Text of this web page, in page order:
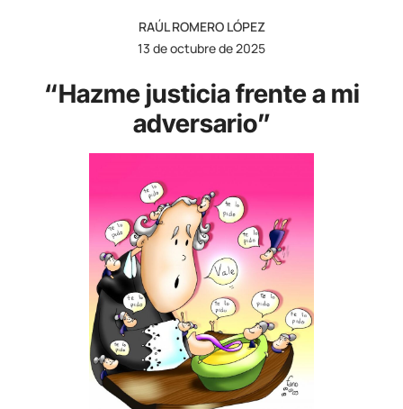
RAÚL ROMERO LÓPEZ
13 de octubre de 2025
“Hazme justicia frente a mi
adversario”